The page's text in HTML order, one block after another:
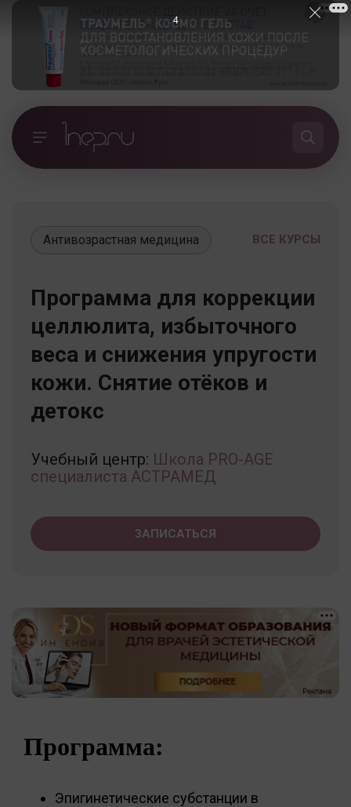
ВСЕ КУРСЫ
Антивозрастная медицина
Программа для коррекции
целлюлита, избыточного
веса и снижения упругости
кожи. Снятие отёков и
детокс
Учебный центр: Школа PRO-AGE
специалиста АСТРАМЕД
ЗАПИСАТЬСЯ
Программа:
Эпигинетические субстанции в
3